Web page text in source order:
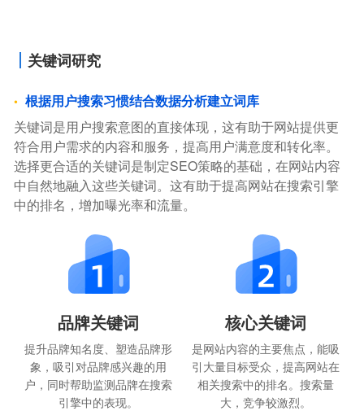
关键词研究
根据用户搜索习惯结合数据分析建立词库
关键词是用户搜索意图的直接体现，这有助于网站提供更
符合用户需求的内容和服务，提高用户满意度和转化率。
选择更合适的关键词是制定SEO策略的基础，在网站内容
中自然地融入这些关键词。这有助于提高网站在搜索引擎
中的排名，增加曝光率和流量。
品牌关键词
提升品牌知名度、塑造品牌形
象，吸引对品牌感兴趣的用
户，同时帮助监测品牌在搜索
引擎中的表现。
核心关键词
是网站内容的主要焦点，能吸
引大量目标受众，提高网站在
相关搜索中的排名。搜索量
大，竞争较激烈。